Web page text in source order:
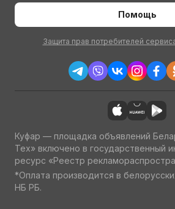
Помощь
Защита прав потребителей
Куфар — площадка объявлений
Тех» включено в государственный
ресурс «Реестр
*Оплата производится в
НБ РБ.